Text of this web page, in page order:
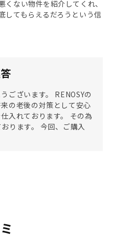
ない物件を紹介してくれ、
してもらえるだろうという信
ございます。 RENOSYの
の老後の対策として安心
入れております。 その為
ります。 今回、ご購入